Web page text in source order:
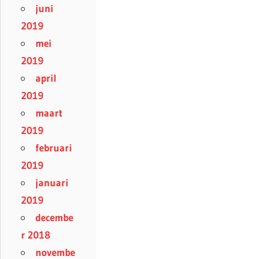
juni
2019
mei
2019
april
2019
maart
2019
februari
2019
januari
2019
decembe
r 2018
novembe